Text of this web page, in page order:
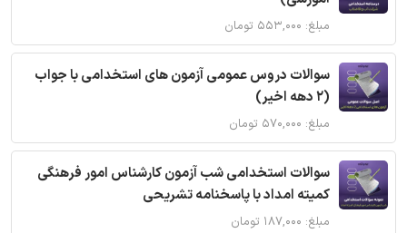
مبلغ: ۵۵۳,۰۰۰ تومان
سوالات دروس عمومی آزمون های استخدامی با جواب
(2 دهه اخیر)
مبلغ: ۵۷۰,۰۰۰ تومان
سوالات استخدامی شب آزمون کارشناس امور فرهنگی
کمیته امداد با پاسخنامه تشریحی
مبلغ: ۱۸۷,۰۰۰ تومان